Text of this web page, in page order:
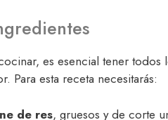
es esencial tener todos
Para esta receta necesitarás:
de res, gruesos y de corte